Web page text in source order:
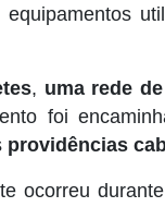
, uma rede
foi
providências
ocorreu